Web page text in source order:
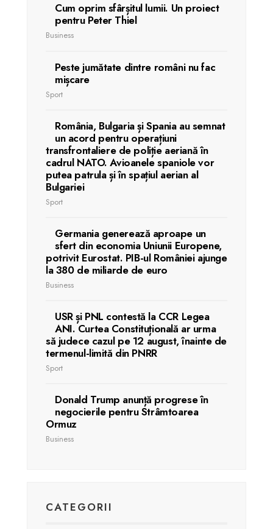
Cum oprim sfârșitul lumii. Un proiect
pentru Peter Thiel
Business
Peste jumătate dintre români nu fac
mișcare
Sport
România, Bulgaria și Spania au semnat
un acord pentru operațiuni
transfrontaliere de poliție aeriană în
cadrul NATO. Avioanele spaniole vor
putea patrula și în spațiul aerian al
Bulgariei
Sport
Germania generează aproape un
sfert din economia Uniunii Europene,
potrivit Eurostat. PIB-ul României ajunge
la 380 de miliarde de euro
Business
USR și PNL contestă la CCR Legea
ANI. Curtea Constituțională ar urma
să judece cazul pe 12 august, înainte de
termenul-limită din PNRR
Sport
Donald Trump anunță progrese în
negocierile pentru Strâmtoarea
Ormuz
Business
CATEGORII